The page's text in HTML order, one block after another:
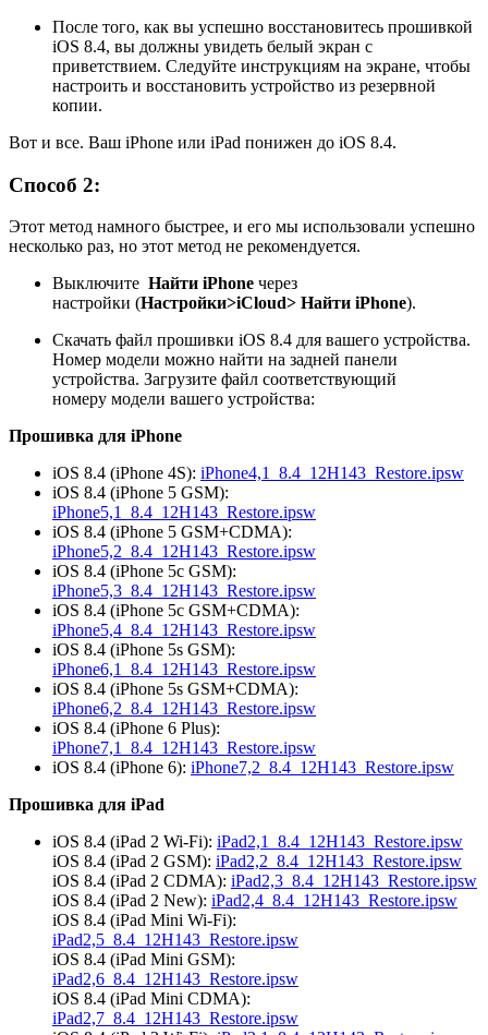
После того, как вы успешно восстановитесь прошивкой
iOS 8.4, вы должны увидеть белый экран с
приветствием. Следуйте инструкциям на экране, чтобы
настроить и восстановить устройство из резервной
копии.
Вот и все. Ваш iPhone или iPad понижен до iOS 8.4.
Способ 2:
Этот метод намного быстрее, и его мы использовали успешно
несколько раз, но этот метод не рекомендуется.
Выключите Найти iPhone через
настройки (Настройки>iCloud> Найти iPhone).
Скачать файл прошивки iOS 8.4 для вашего устройства.
Номер модели можно найти на задней панели
устройства. Загрузите файл соответствующий
номеру модели вашего устройства:
Прошивка для iPhone
iOS 8.4 (iPhone 4S): iPhone4,1_8.4_12H143_Restore.ipsw
iOS 8.4 (iPhone 5 GSM):
iPhone5,1_8.4_12H143_Restore.ipsw
iOS 8.4 (iPhone 5 GSM+CDMA):
iPhone5,2_8.4_12H143_Restore.ipsw
iOS 8.4 (iPhone 5c GSM):
iPhone5,3_8.4_12H143_Restore.ipsw
iOS 8.4 (iPhone 5c GSM+CDMA):
iPhone5,4_8.4_12H143_Restore.ipsw
iOS 8.4 (iPhone 5s GSM):
iPhone6,1_8.4_12H143_Restore.ipsw
iOS 8.4 (iPhone 5s GSM+CDMA):
iPhone6,2_8.4_12H143_Restore.ipsw
iOS 8.4 (iPhone 6 Plus):
iPhone7,1_8.4_12H143_Restore.ipsw
iOS 8.4 (iPhone 6): iPhone7,2_8.4_12H143_Restore.ipsw
Прошивка для iPad
iOS 8.4 (iPad 2 Wi-Fi): iPad2,1_8.4_12H143_Restore.ipsw
iOS 8.4 (iPad 2 GSM): iPad2,2_8.4_12H143_Restore.ipsw
iOS 8.4 (iPad 2 CDMA): iPad2,3_8.4_12H143_Restore.ipsw
iOS 8.4 (iPad 2 New): iPad2,4_8.4_12H143_Restore.ipsw
iOS 8.4 (iPad Mini Wi-Fi):
iPad2,5_8.4_12H143_Restore.ipsw
iOS 8.4 (iPad Mini GSM):
iPad2,6_8.4_12H143_Restore.ipsw
iOS 8.4 (iPad Mini CDMA):
iPad2,7_8.4_12H143_Restore.ipsw